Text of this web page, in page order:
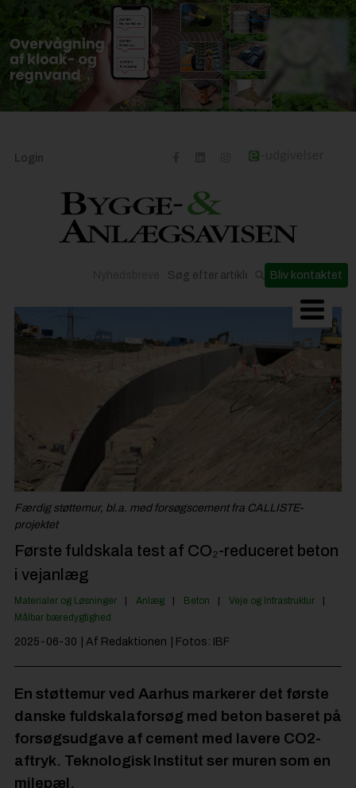
Login
Bliv kontaktet
Byggeriets udvikling
Materialer og løsninger
Til Håndværkeren
Partnere
Jobportal
Færdig støttemur, bl.a. med forsøgscement fra CALLISTE-
projektet
Første fuldskala test af CO₂-reduceret beton
i vejanlæg
Materialer og Løsninger Anlæg Beton
Veje og Infrastruktur
Målbar bæredygtighed
2025-06-30 | Af Redaktionen | Fotos: IBF
En støttemur ved Aarhus markerer det første
danske fuldskalaforsøg med beton baseret på
forsøgsudgave af cement med lavere CO2-
aftryk. Teknologisk Institut ser muren som en
milepæl.